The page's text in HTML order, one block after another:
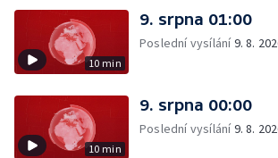
10 min
9. srpna 01:00
Poslední vysílání9. 8.
10 min
9. srpna 00:00
Poslední vysílání9. 8.